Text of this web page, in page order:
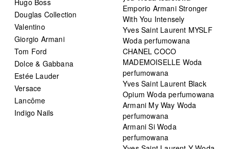
Hugo Boss
Douglas Collection
Valentino
Giorgio Armani
Tom Ford
Dolce & Gabbana
Estée Lauder
Versace
Lancôme
Indigo Nails
Emporio Armani Stronger
With You Intensely
Yves Saint Laurent MYSLF
Woda perfumowana
CHANEL COCO
MADEMOISELLE Woda
perfumowana
Yves Saint Laurent Black
Opium Woda perfumowana
Armani My Way Woda
perfumowana
Armani Si Woda
perfumowana